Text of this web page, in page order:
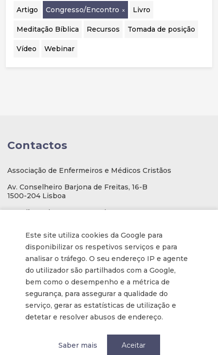
Este site utiliza cookies da Google para
disponibilizar os respetivos serviços e para
analisar o tráfego. O seu endereço IP e agente
do utilizador são partilhados com a Google,
bem como o desempenho e a métrica de
segurança, para assegurar a qualidade do
serviço, gerar as estatísticas de utilização e
detetar e resolver abusos de endereço.
Saber mais Aceitar
Artigo Congresso/Encontro Livro
Meditação Bíblica Recursos Tomada de posição
Vídeo Webinar
Contactos
Associação de Enfermeiros e Médicos Cristãos
Av. Conselheiro Barjona de Freitas, 16-B
1500-204 Lisboa
E-mail: geral@aemcportugal.pt
(Chamada para a rede fixa nacional)
592006107
Informações
Inscrição na Newsletter
Política de privacidade / Privacy